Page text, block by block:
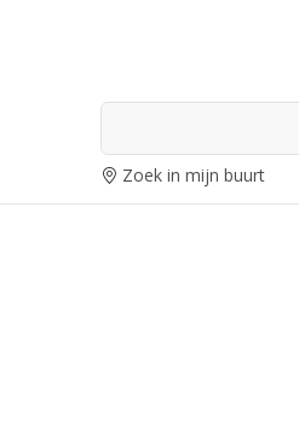
Zoek in mijn buurt